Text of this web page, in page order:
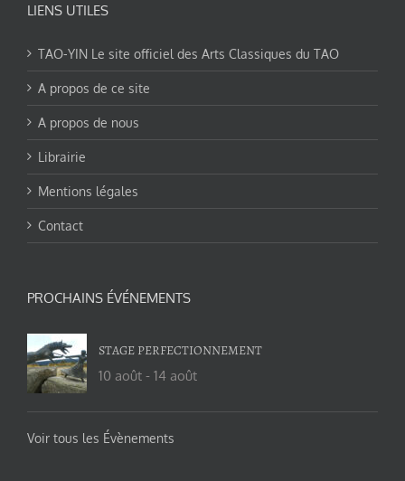
LIENS UTILES
TAO-YIN Le site officiel des Arts Classiques du TAO
A propos de ce site
A propos de nous
Librairie
Mentions légales
Contact
PROCHAINS ÉVÉNEMENTS
STAGE PERFECTIONNEMENT
10 août - 14 août
Voir tous les Évènements